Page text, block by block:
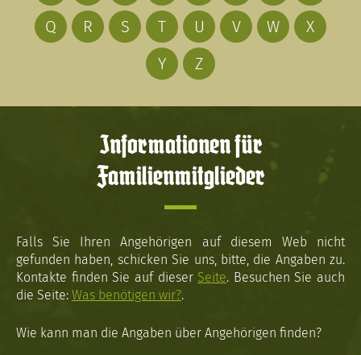
Q
R S T U V W
X
Y
Z
Informationen für
Familienmitglieder
Falls Sie Ihren Angehörigen auf diesem Web nicht
gefunden haben, schicken Sie uns, bitte, die Angaben zu.
Kontakte finden Sie auf dieser Seite. Besuchen Sie auch
die Seite: Was benötigen wir?.
Wie kann man die Angaben über Angehörigen finden?